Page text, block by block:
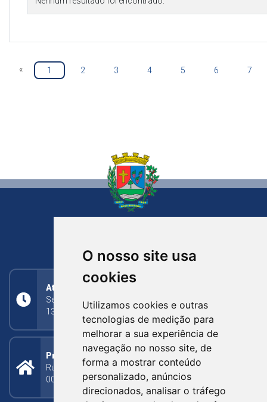
O nosso site usa
cookies
Utilizamos cookies e outras
tecnologias de medição para
melhorar a sua experiência de
navegação no nosso site, de
forma a mostrar conteúdo
personalizado, anúncios
direcionados, analisar o tráfego
« 1 2 3 4 5 6 7
Atendimento
Segunda a Sexta: 8h às 11h30min (manhã);
13h30min às 17h (tarde)
Prefeitura Municipal
Rua Silva Jardim, 505 - Bairro Centro - CEP: 95340-
000